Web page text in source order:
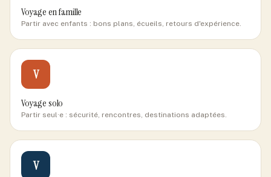
Voyage en famille
Partir avec enfants : bons plans, écueils, retours d'expérience.
V
Voyage solo
Partir seul·e : sécurité, rencontres, destinations adaptées.
V